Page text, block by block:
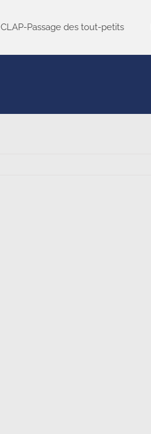
CLAP-Passage des tout-petits